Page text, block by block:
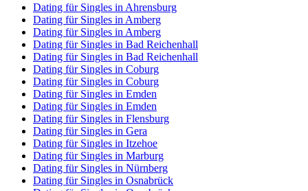
Dating für Singles in Ahrensburg
Dating für Singles in Amberg
Dating für Singles in Amberg
Dating für Singles in Bad Reichenhall
Dating für Singles in Bad Reichenhall
Dating für Singles in Coburg
Dating für Singles in Coburg
Dating für Singles in Emden
Dating für Singles in Emden
Dating für Singles in Flensburg
Dating für Singles in Gera
Dating für Singles in Itzehoe
Dating für Singles in Marburg
Dating für Singles in Nürnberg
Dating für Singles in Osnabrück